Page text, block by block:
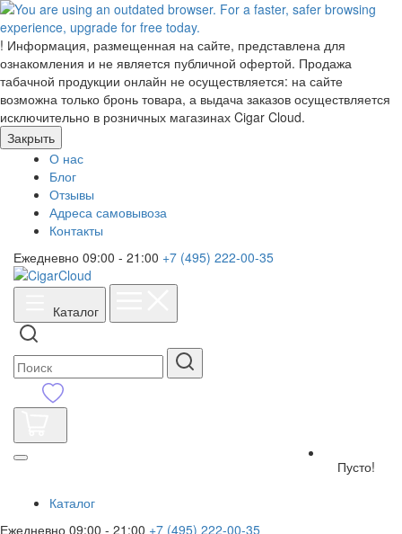
! Информация, размещенная на сайте, представлена для
ознакомления и не является публичной офертой. Продажа
табачной продукции онлайн не осуществляется: на сайте
возможна только бронь товара, а выдача заказов осуществляется
исключительно в розничных магазинах Cigar Cloud.
Закрыть
О нас
Блог
Отзывы
Адреса самовывоза
Контакты
Ежедневно 09:00 - 21:00 +7 (495) 222-00-35
Каталог
Пусто!
Каталог
Ежедневно 09:00 - 21:00 +7 (495) 222-00-35